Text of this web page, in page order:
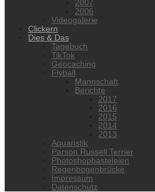
2007
2006
Videogalerie
Clickern
Dies & Das
Tagebuch
TikTok
Geocaching
Flyball
Mannschaft
Berichte
2017
2016
2015
2014
2013
Aquaristik
Parson Russell Terrier
Photoshopbasteleien
Regenbogenbrücke
Impressum
Datenschutz